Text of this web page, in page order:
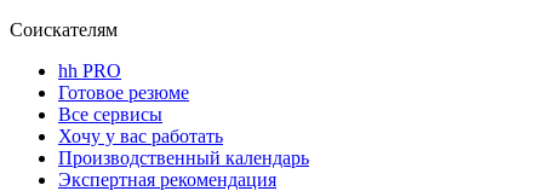
Соискателям
hh PRO
Готовое резюме
Все сервисы
Хочу у вас работать
Производственный календарь
Экспертная рекомендация